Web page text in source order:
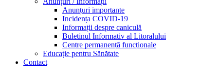
Anunțuri importante
Incidența COVID-19
Informații despre caniculă
Buletinul Informativ al Litoralului
Centre permanență funcționale
Educație pentru Sănătate
Contact